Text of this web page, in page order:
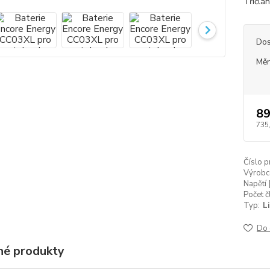
Číslo
Napětí
Počet
Typ:
Do
produkty